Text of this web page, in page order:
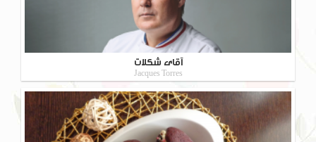
آقای شکلات
Jacques Torres